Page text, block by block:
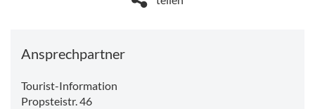
Ansprechpartner
Tourist-Information
Propsteistr. 46